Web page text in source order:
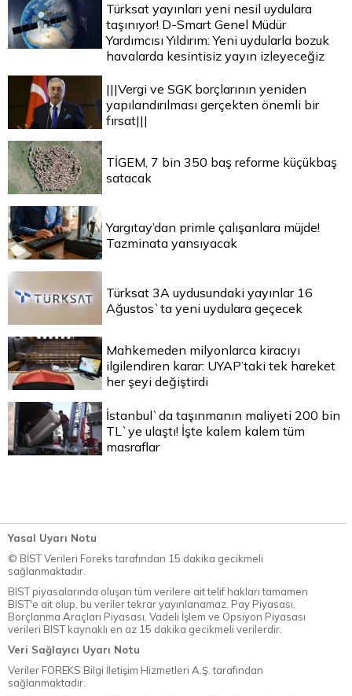
Türksat yayınları yeni nesil uydulara
taşınıyor! D-Smart Genel Müdür
Yardımcısı Yıldırım: Yeni uydularla bozuk
havalarda kesintisiz yayın izleyeceğiz
|||Vergi ve SGK borçlarının yeniden
yapılandırılması gerçekten önemli bir
fırsat|||
TİGEM, 7 bin 350 baş reforme küçükbaş
satacak
Yargıtay’dan primle çalışanlara müjde!
Tazminata yansıyacak
Türksat 3A uydusundaki yayınlar 16
Ağustos`ta yeni uydulara geçecek
Mahkemeden milyonlarca kiracıyı
ilgilendiren karar: UYAP’taki tek hareket
her şeyi değiştirdi
İstanbul`da taşınmanın maliyeti 200 bin
TL`ye ulaştı! İşte kalem kalem tüm
masraflar
Yasal Uyarı Notu
© BİST Verileri Foreks tarafından 15 dakika gecikmeli
sağlanmaktadır.
BIST piyasalarında oluşan tüm verilere ait telif hakları tamamen
BIST'e ait olup, bu veriler tekrar yayınlanamaz. Pay Piyasası,
Borçlanma Araçları Piyasası, Vadeli İşlem ve Opsiyon Piyasası
verileri BIST kaynaklı en az 15 dakika gecikmeli verilerdir.
Veri Sağlayıcı Uyarı Notu
Veriler FOREKS Bilgi İletişim Hizmetleri A.Ş. tarafından
sağlanmaktadır.